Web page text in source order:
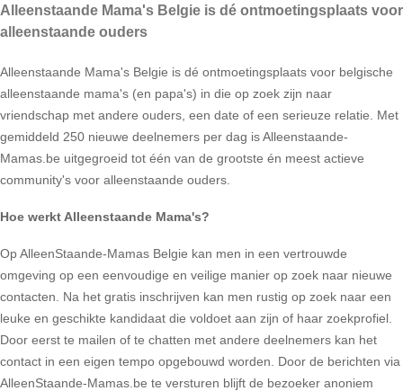
Alleenstaande Mama's Belgie is dé ontmoetingsplaats voor
alleenstaande ouders
Alleenstaande Mama's Belgie is dé ontmoetingsplaats voor belgische
alleenstaande mama's (en papa's) in die op zoek zijn naar
vriendschap met andere ouders, een date of een serieuze relatie. Met
gemiddeld 250 nieuwe deelnemers per dag is Alleenstaande-
Mamas.be uitgegroeid tot één van de grootste én meest actieve
community's voor alleenstaande ouders.
Hoe werkt Alleenstaande Mama's?
Op AlleenStaande-Mamas Belgie kan men in een vertrouwde
omgeving op een eenvoudige en veilige manier op zoek naar nieuwe
contacten. Na het gratis inschrijven kan men rustig op zoek naar een
leuke en geschikte kandidaat die voldoet aan zijn of haar zoekprofiel.
Door eerst te mailen of te chatten met andere deelnemers kan het
contact in een eigen tempo opgebouwd worden. Door de berichten via
AlleenStaande-Mamas.be te versturen blijft de bezoeker anoniem